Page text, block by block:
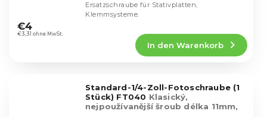
durchschnittliche
Produktbewertung
€3,31 ohne MwSt.
€4
In den Warenkorb
Ersatzschraube für Stativplatten,
Klemmsysteme.
Standard-1/4-Zoll-Fotoschraube (1
Stück) FT040 Klasický,
nejpoužívanější šroub délka 11mm,